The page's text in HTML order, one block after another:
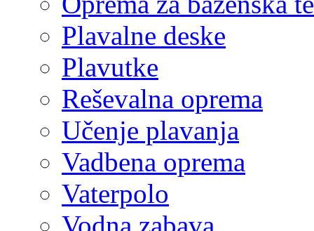
Plavalne deske
Plavutke
Reševalna oprema
Učenje plavanja
Vadbena oprema
Vaterpolo
Vodna zabava